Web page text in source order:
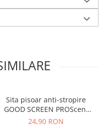
Sita pisoar anti-stropire
GOOD SCREEN PROScent
60+, Purple Berry
24,90 RON